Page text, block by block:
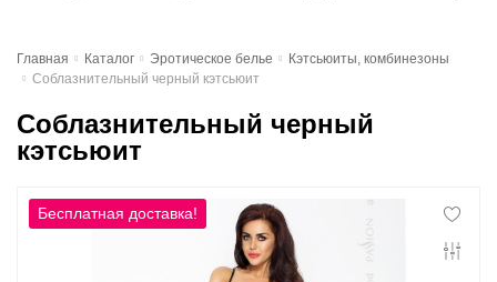
Доставка и оплата
Контакты
Конфиденциальность
Главная Каталог Эротическое белье
Кэтсьюиты, комбинезоны
Соблазнительный черный кэтсьюит
Соблазнительный черный
кэтсьюит